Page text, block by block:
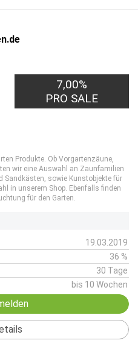
7,00%
PRO SALE
Produkte. Ob Vorgartenzäune,
wir eine Auswahl an Zaunfamilien
Sandkästen, sowie Kunstobjekte für
in unserem Shop. Ebenfalls finden
für den Garten.
19.03.2019
36 %
30 Tage
bis 10 Wochen